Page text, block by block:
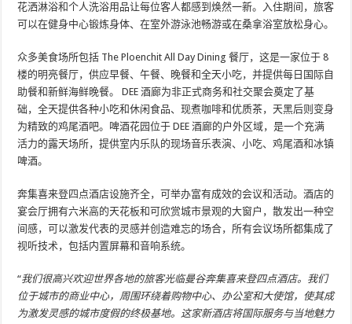
花洒淋浴和个人洗浴用品让每位客人都感到焕然一新。入住期间，旅客
可以在健身中心锻炼身体、在室外游泳池畅游或在桑拿浴室放松身心。
众多美食场所包括 The Ploenchit All Day Dining 餐厅，这是一家位于 8
楼的明亮餐厅，供应早餐、午餐、晚餐和全天小吃，并提供每日国际自
助餐和新鲜海鲜晚餐。 DEE 酒廊为非正式商务和社交聚会奠定了基
础，全天提供各种小吃和休闲食品、现煮咖啡和优质茶，天黑后则变身
为精致的鸡尾酒吧。啤酒花园位于 DEE 酒廊的户外区域，是一个充满
活力的露天场所，提供室内乐队的现场音乐表演、小吃、鸡尾酒和冰镇
啤酒。
奔集喜来登四点酒店设施齐全，可举办富有成效的会议和活动。酒店的
宴会厅拥有六米高的天花板和可欣赏城市景观的大窗户，散发出一种空
间感，可以激发代表的灵感并创造难忘的场合，所有会议场所都集成了
视听技术，包括内置屏幕和音响系统。
“我们很高兴欢迎世界各地的旅客光临曼谷奔集喜来登四点酒店。我们
位于城市的商业中心，周围环绕着购物中心、办公室和大使馆，使其成
为激发灵感的城市度假的终极基地。这家新酒店将国际服务与当地魅力